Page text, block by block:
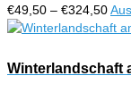
€49,50 – €324,50
Winterlandschaft